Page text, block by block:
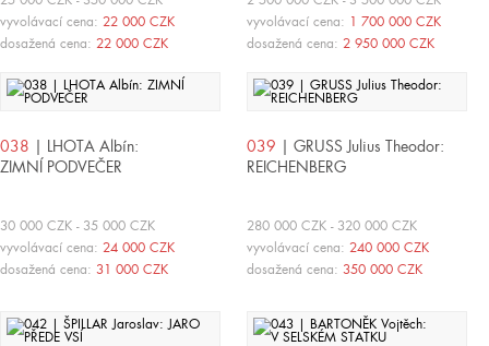
vyvolávací cena: 22 000 CZK
dosažená cena: 22 000 CZK
vyvolávací cena: 1 700 000 CZK
dosažená cena: 2 950 000 CZK
038 | LHOTA Albín:
ZIMNÍ PODVEČER
30 000 CZK - 35 000 CZK
vyvolávací cena: 24 000 CZK
dosažená cena: 31 000 CZK
039 | GRUSS Julius Theodor:
REICHENBERG
280 000 CZK - 320 000 CZK
vyvolávací cena: 240 000 CZK
dosažená cena: 350 000 CZK